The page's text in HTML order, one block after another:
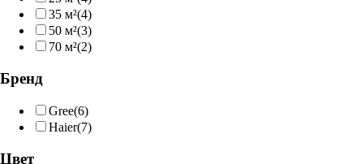
35 м²(4)
50 м²(3)
70 м²(2)
Бренд
Gree(6)
Haier(7)
Цвет